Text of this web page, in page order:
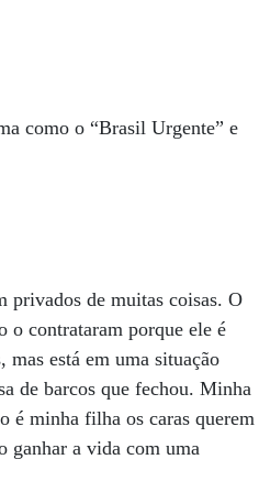
como o “Brasil Urgente” e
privados de muitas coisas. O
o contrataram porque ele é
está em uma situação
de barcos que fechou. Minha
é minha filha os caras querem
ganhar a vida com uma